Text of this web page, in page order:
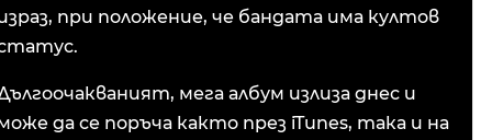
при положение, че бандата има култов
мега албум излиза днес и
да се поръча както през iTunes, така и на